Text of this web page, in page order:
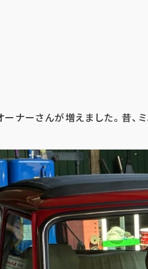
ナーさんが増えました。昔、